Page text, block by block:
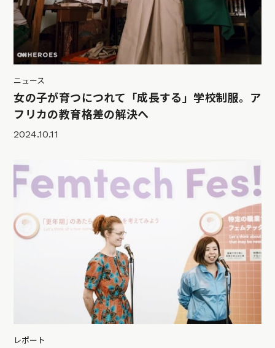
ニュース
女の子が育つにつれて「成長する」学校制服。ア
フリカの教育格差の解決へ
2024.10.11
レポート